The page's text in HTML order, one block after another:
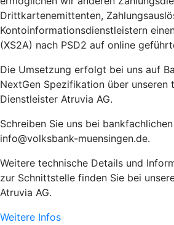
Drittkartenemittenten,
Kontoinformationsdienstleistern
(XS2A) nach PSD2 auf online
Die Umsetzung erfolgt bei uns auf
NextGen Spezifikation über unseren
Dienstleister Atruvia AG.
Schreiben Sie uns bei
info@volksbank-muensingen.de.
Weitere technische Details und
zur Schnittstelle finden Sie bei
Atruvia AG.
Weitere Infos